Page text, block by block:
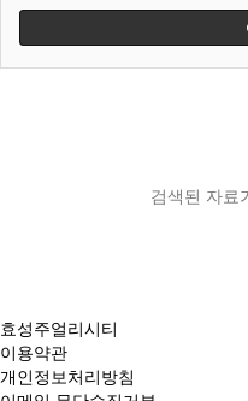
검색된 자료
효성주얼리시티
이용약관
개인정보처리방침